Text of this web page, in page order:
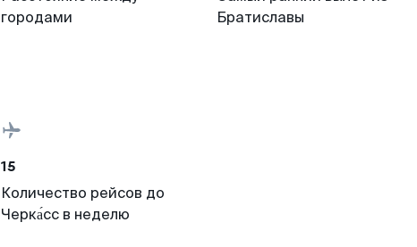
городами
Братиславы
15
Количество рейсов до
Черка́сс в неделю